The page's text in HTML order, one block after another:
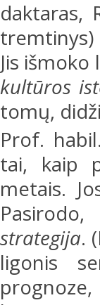
daktaras,
Jis
kultūros
tomų,
Prof.
tai, kaip
metais.
strategija.
ligonis